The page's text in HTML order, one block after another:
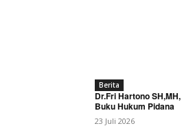
Berita
Dr.Fri Hartono
Buku Hukum Pidana
23 Juli 2026